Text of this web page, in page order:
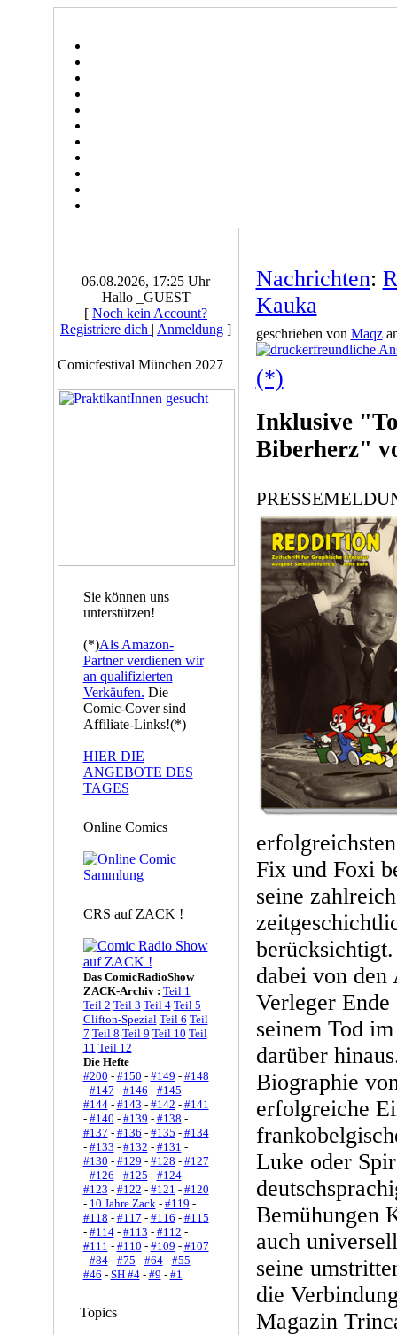
06.08.2026, 17:25 Uhr
Hallo _GUEST
[ Noch kein Account?
Registriere dich | Anmeldung ]
Comicfestival München 2027
Sie können uns
unterstützen!
(*)Als Amazon-
Partner verdienen wir
an qualifizierten
Verkäufen. Die
Comic-Cover sind
Affiliate-Links!(*)
HIER DIE
ANGEBOTE DES
TAGES
Online Comics
CRS auf ZACK !
Das ComicRadioShow
ZACK-Archiv : Teil 1
Teil 2 Teil 3 Teil 4 Teil 5
Clifton-Spezial Teil 6 Teil
7 Teil 8 Teil 9 Teil 10 Teil
11 Teil 12
Die Hefte
#200 - #150 - #149 - #148
- #147 - #146 - #145 -
#144- #143 - #142 - #141
- #140 - #139 - #138 -
#137 - #136 - #135 - #134
- #133 - #132 - #131 -
#130 - #129 - #128 - #127
- #126 - #125 - #124-
#123 - #122 - #121 - #120
- 10 Jahre Zack- #119 -
#118 - #117 - #116 - #115
- #114- #113 - #112 -
#111 - #110 - #109 - #107
- #84- #75 - #64- #55 -
#46 - SH #4- #9 - #1
Topics
Nachrichten:
Kauka
geschrieben von Maqz
(*)
Inklusive
Biberherz"
Fix und Foxi
seine
dabei von den
Verleger Ende
seinem Tod
darüber
Biographie
erfolgreiche
Luke oder
Bemühungen
auch
seine
die
Magazin